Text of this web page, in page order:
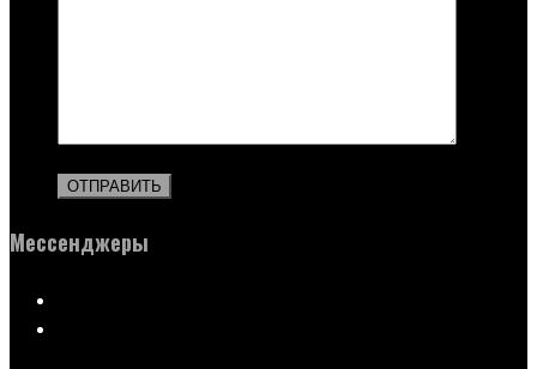
Мессенджеры